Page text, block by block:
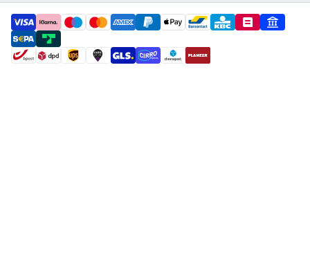
payment methods
shipment methods